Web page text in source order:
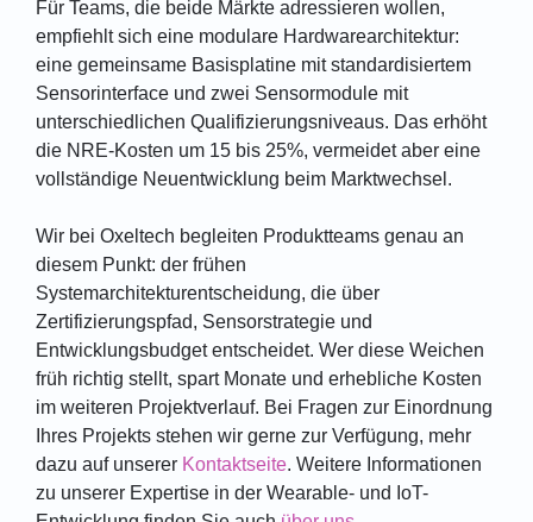
Für Teams, die beide Märkte adressieren wollen,
empfiehlt sich eine modulare Hardwarearchitektur:
eine gemeinsame Basisplatine mit standardisiertem
Sensorinterface und zwei Sensormodule mit
unterschiedlichen Qualifizierungsniveaus. Das erhöht
die NRE-Kosten um 15 bis 25%, vermeidet aber eine
vollständige Neuentwicklung beim Marktwechsel.
Wir bei Oxeltech begleiten Produktteams genau an
diesem Punkt: der frühen
Systemarchitekturentscheidung, die über
Zertifizierungspfad, Sensorstrategie und
Entwicklungsbudget entscheidet. Wer diese Weichen
früh richtig stellt, spart Monate und erhebliche Kosten
im weiteren Projektverlauf. Bei Fragen zur Einordnung
Ihres Projekts stehen wir gerne zur Verfügung, mehr
dazu auf unserer Kontaktseite. Weitere Informationen
zu unserer Expertise in der Wearable- und IoT-